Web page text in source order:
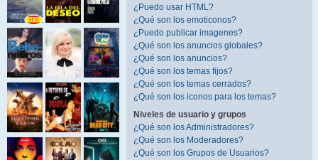
¿Puedo usar HTML?
¿Qué son los emoticonos?
¿Puedo publicar imagenes?
¿Qué son los anuncios globales?
¿Qué son los anuncios?
¿Qué son los temas fijos?
¿Qué son los temas cerrados?
¿Qué son los iconos para los temas?
Niveles de usuario y grupos
¿Qué son los Administradores?
¿Qué son los Moderadores?
¿Qué son los Grupos de Usuarios?